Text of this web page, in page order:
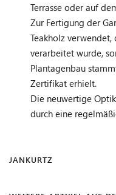
Terrasse oder auf
Zur Fertigung der
Teakholz verwendet,
verarbeitet wurde,
Plantagenbau
Zertifikat erhielt.
Die neuwertige
durch eine
JANKURTZ